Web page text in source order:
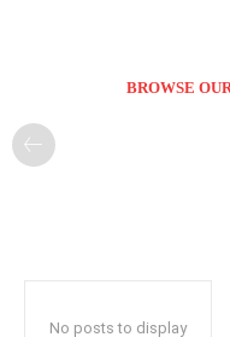
BROWSE
No posts to display